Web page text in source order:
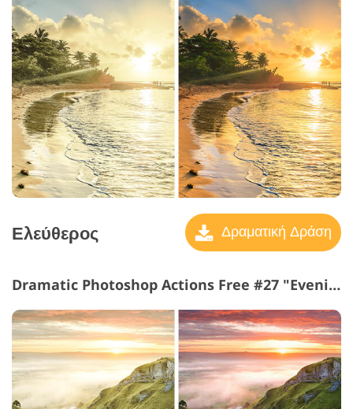
Ελεύθερος Δραματική Δράση
Dramatic Photoshop Actions Free #27 "Evening"